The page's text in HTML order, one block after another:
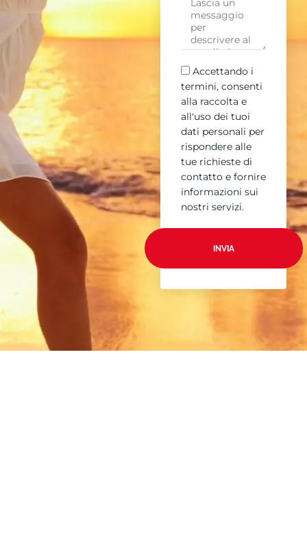
Accettando i
termini, consenti
alla raccolta e
all'uso dei tuoi
dati personali per
rispondere alle
tue richieste di
contatto e fornire
informazioni sui
nostri servizi.
INVIA